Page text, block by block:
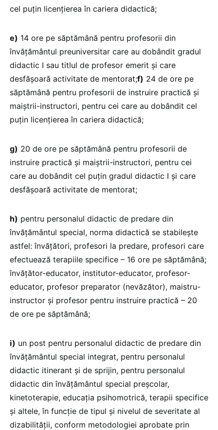
cel puțin licențierea în cariera didactică;
e) 14 ore pe săptămână pentru profesorii din
învățământul preuniversitar care au dobândit gradul
didactic I sau titlul de profesor emerit și care
desfășoară activitate de mentorat;f) 24 de ore pe
săptămână pentru profesorii de instruire practică și
maiștrii-instructori, pentru cei care au dobândit cel
puțin licențierea în cariera didactică;
g) 20 de ore pe săptămână pentru profesorii de
instruire practică și maiștrii-instructori, pentru cei
care au dobândit cel puțin gradul didactic I și care
desfășoară activitate de mentorat;
h) pentru personalul didactic de predare din
învățământul special, norma didactică se stabilește
astfel: învățători, profesori la predare, profesori care
efectuează terapiile specifice – 16 ore pe săptămână;
învățător-educator, institutor-educator, profesor-
educator, profesor preparator (nevăzător), maistru-
instructor și profesor pentru instruire practică – 20
de ore pe săptămână;
i) un post pentru personalul didactic de predare din
învățământul special integrat, pentru personalul
didactic itinerant și de sprijin, pentru personalul
didactic din învățământul special preșcolar,
kinetoterapie, educația psihomotrică, terapii specifice
și altele, în funcție de tipul și nivelul de severitate al
dizabilității, conform metodologiei aprobate prin